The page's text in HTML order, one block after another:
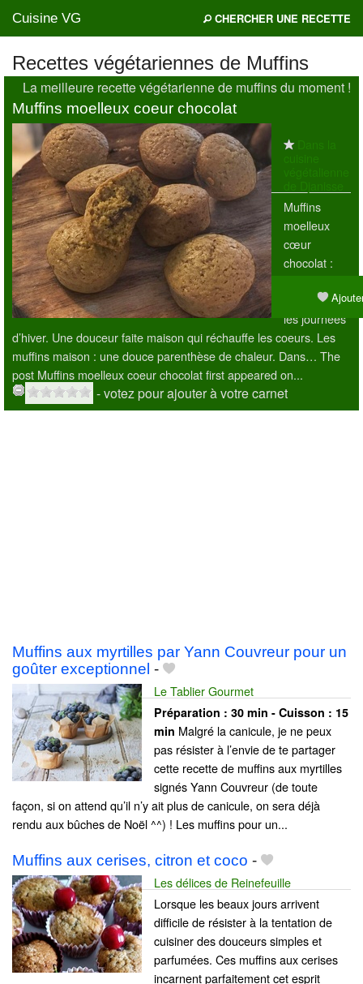
Cuisine VG CHERCHER UNE RECETTE
Mes blogs préférés
Recettes végétariennes de Muffins
La meilleure recette végétarienne de muffins du moment !
Muffins moelleux coeur chocolat
Muffins
moelleux
cœur
chocolat :
parfait pour
les journées
d’hiver. Une douceur faite maison qui réchauffe les coeurs. Les
muffins maison : une douce parenthèse de chaleur. Dans… The
post Muffins moelleux coeur chocolat first appeared on...
- votez pour ajouter à votre carnet
Muffins aux myrtilles par Yann Couvreur pour un
goûter exceptionnel -
Le Tablier Gourmet
Préparation : 30 min - Cuisson : 15
min Malgré la canicule, je ne peux
pas résister à l’envie de te partager
cette recette de muffins aux myrtilles
signés Yann Couvreur (de toute
façon, si on attend qu’il n’y ait plus de canicule, on sera déjà
rendu aux bûches de Noël ^^) ! Les muffins pour un...
Muffins aux cerises, citron et coco -
Les délices de Reinefeuille
Lorsque les beaux jours arrivent
difficile de résister à la tentation de
cuisiner des douceurs simples et
parfumées. Ces muffins aux cerises
incarnent parfaitement cet esprit